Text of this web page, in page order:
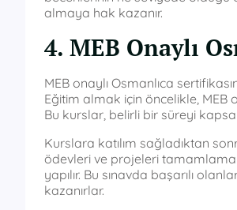
almaya hak kazanır.
4. MEB Onaylı
MEB onaylı Osmanlıca
Eğitim almak için öncelikle,
Bu kurslar, belirli bir süreyi
Kurslara katılım sağladıktan
ödevleri ve projeleri
yapılır. Bu sınavda başarılı
kazanırlar.